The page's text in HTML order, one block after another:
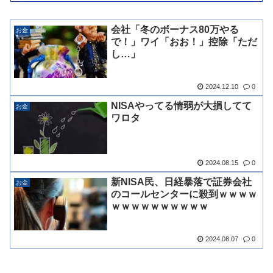
お金
会社「冬のボーナス80万やる
で！」ワイ「おお！」控除「ただ
し…」
2024.12.10 0
お金
NISAやってる情弱が大損してて
ワロタ
2024.08.15 0
お金
新NISA民、日経暴落で証券会社
のコールセンターに殺到ｗｗｗｗ
ｗｗｗｗｗｗｗｗｗｗ
2024.08.07 0